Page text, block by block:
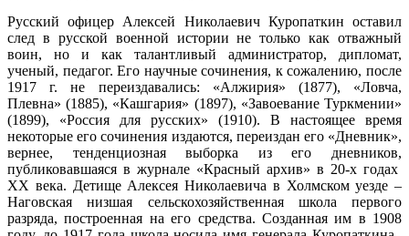
Русский офицер Алексей Николаевич Куропаткин оставил
след в русской военной истории не только как отважный
воин, но и как талантливый администратор, дипломат,
ученый, педагог. Его научные сочинения, к сожалению, после
1917 г. не переиздавались: «Алжирия» (1877), «Ловча,
Плевна» (1885), «Кашгария» (1897), «Завоевание Туркмении»
(1899), «Россия для русских» (1910). В настоящее время
некоторые его сочинения издаются, переиздан его «Дневник»,
вернее, тенденциозная выборка из его дневников,
публиковавшаяся в журнале «Красный архив» в 20-х годах
XX века. Детище Алексея Николаевича в Холмском уезде –
Наговская низшая сельскохозяйственная школа первого
разряда, построенная на его средства. Созданная им в 1908